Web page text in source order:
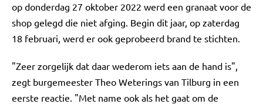
op donderdag 27 oktober 2022 werd een granaat voor de
shop gelegd die niet afging. Begin dit jaar, op zaterdag
18 februari, werd er ook geprobeerd brand te stichten.
"Zeer zorgelijk dat daar wederom iets aan de hand is",
zegt burgemeester Theo Weterings van Tilburg in een
eerste reactie. "Met name ook als het gaat om de